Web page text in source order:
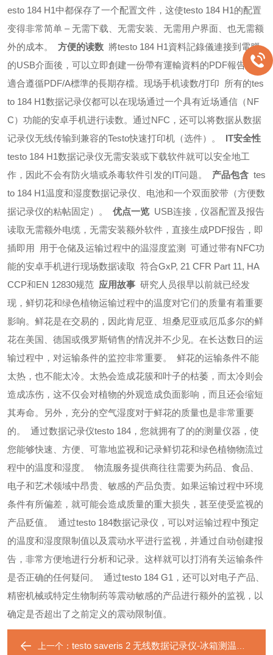
esto 184 H1中都保存了一个配置文件，这使testo 184 H1的配置
变得非常简单 – 无需下载、无需安装、无需用户界面、也无需额
外的成本。
方便的读数 將testo 184 H1資料記錄儀連接到電腦
的USB介面後，可以立即創建一份帶有運輸資料的PDF報告。這
適合遵循PDF/A標準的長期存檔。 现场手机读数/打印
所有的tes
to 184 H1数据记录仪都可以在现场通过一个具有近场通信（NF
C）功能的安卓手机进行读数。通过NFC，还可以将数据从数据
记录仪无线传输到兼容的Testo快速打印机（选件）。
IT安全性
testo 184 H1数据记录仪无需安装或下载软件就可以安全地工
作，因此不会有防火墙或杀毒软件引发的IT问题。
产品包含 tes
to 184 H1温度和湿度数据记录仪、电池和一个双面胶带（方便数
据记录仪的粘帖固定）。
优点一览 USB连接，仪器配置及报告
读取无需额外电缆，无需安装额外软件，直接生成PDF报告，即
插即用
用于仓储及运输过程中的温湿度监测
可通过带有NFC功
能的安卓手机进行现场数据读取 符合GxP, 21 CFR Part 11, HA
CCP和EN 12830规范 应用故事 研究人员很早以前就已经发
现，鲜切花和绿色植物运输过程中的温度对它们的质量有着重要
影响。鲜花是在交易的，因此肯尼亚、坦桑尼亚或厄瓜多尔的鲜
花在美国、德国或俄罗斯销售的情况并不少见。在长达数日的运
输过程中，对运输条件的监控非常重要。
鲜花的运输条件不能
太热，也不能太冷。太热会造成花簇和叶子的枯萎，而太冷则会
造成冻伤，这不仅会对植物的外观造成负面影响，而且还会缩短
其寿命。另外，充分的空气湿度对于鲜花的质量也是非常重要
的。
通过数据记录仪testo 184，您就拥有了的的测量仪器，使
您能够快速、方便、可靠地监视和记录鲜切花和绿色植物物流过
程中的温度和湿度。
物流服务提供商往往需要为药品、食品、
电子和艺术领域中昂贵、敏感的产品负责。如果运输过程中环境
条件有所偏差，就可能会造成质量的重大损失，甚至使受监视的
产品贬值。
通过testo 184数据记录仪，可以对运输过程中预定
的温度和湿度限制值以及震动水平进行监视，并通过自动创建报
告，非常方便地进行分析和记录。这样就可以打消有关运输条件
是否正确的任何疑问。
通过testo 184 G1，还可以对电子产品、
精密机械或特定生物制药等震动敏感的产品进行额外的监视，以
确定是否超出了之前定义的震动限制值。
上一个： testo saveris 2 无线数据记录仪-冰箱测温套装